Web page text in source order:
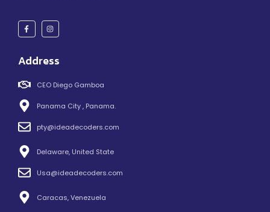
Address
CEO Diego Gamboa
Panama City , Panama.
pty@ideadecoders.com
Delaware, United State
Usa@ideadecoders.com
Caracas, Venezuela